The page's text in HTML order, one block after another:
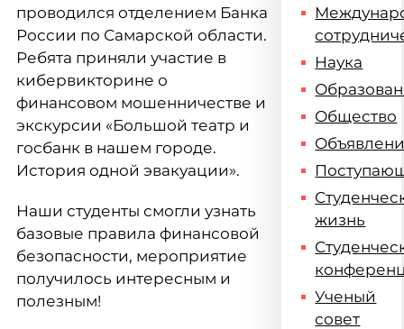
проводился отделением Банка
России по Самарской области.
Ребята приняли участие в
кибервикторине о
финансовом мошенничестве и
экскурсии «Большой театр и
госбанк в нашем городе.
История одной эвакуации».
Наши студенты смогли узнать
базовые правила финансовой
безопасности, мероприятие
получилось интересным и
полезным!
Наука
Общество
жизнь
Ученый
совет